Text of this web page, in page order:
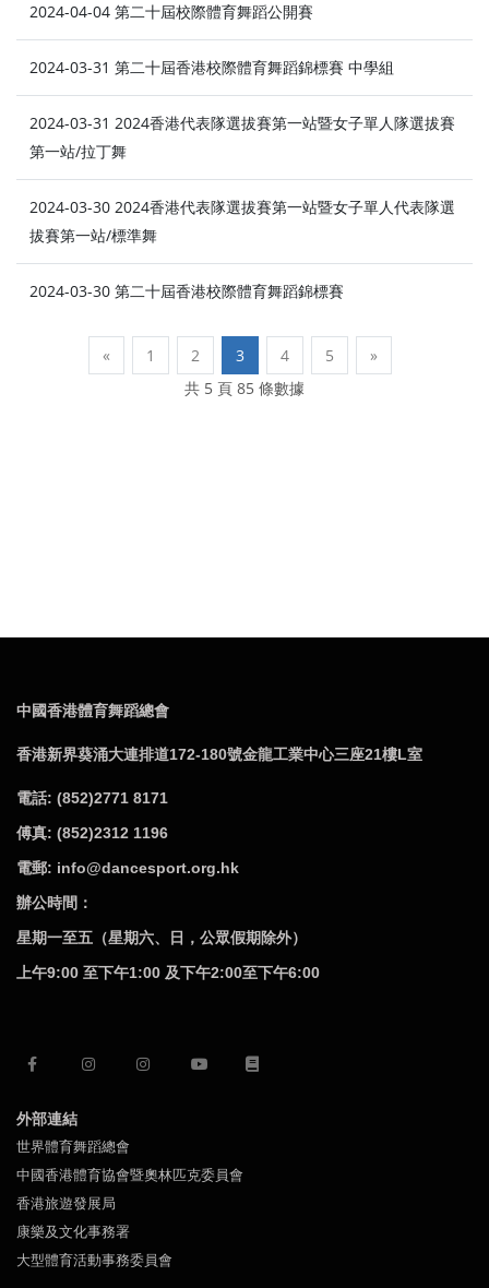
2024-04-04 第二十屆校際體育舞蹈公開賽
2024-03-31 第二十屆香港校際體育舞蹈錦標賽 中學組
2024-03-31 2024香港代表隊選拔賽第一站暨女子單人隊選拔賽
第一站/拉丁舞
2024-03-30 2024香港代表隊選拔賽第一站暨女子單人代表隊選
拔賽第一站/標準舞
2024-03-30 第二十屆香港校際體育舞蹈錦標賽
« 1 2 3 4 5
»
共 5 頁 85 條數據
中國香港體育舞蹈總會
香港新界葵涌大連排道172-180號金龍工業中心三座21樓L室
電話: (852)2771 8171
傅真: (852)2312 1196
電郵: info@dancesport.org.hk
辦公時間：
星期一至五（星期六、日，公眾假期除外）
上午9:00 至下午1:00 及下午2:00至下午6:00
外部連結
世界體育舞蹈總會
中國香港體育協會暨奧林匹克委員會
香港旅遊發展局
康樂及文化事務署
大型體育活動事務委員會